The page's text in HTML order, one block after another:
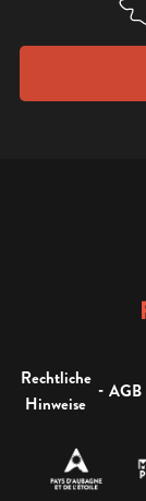
Rechtliche
Hinweise
- AGB